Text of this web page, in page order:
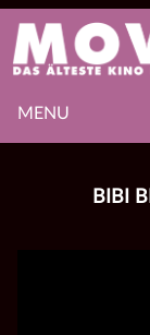
MENU
BIBI